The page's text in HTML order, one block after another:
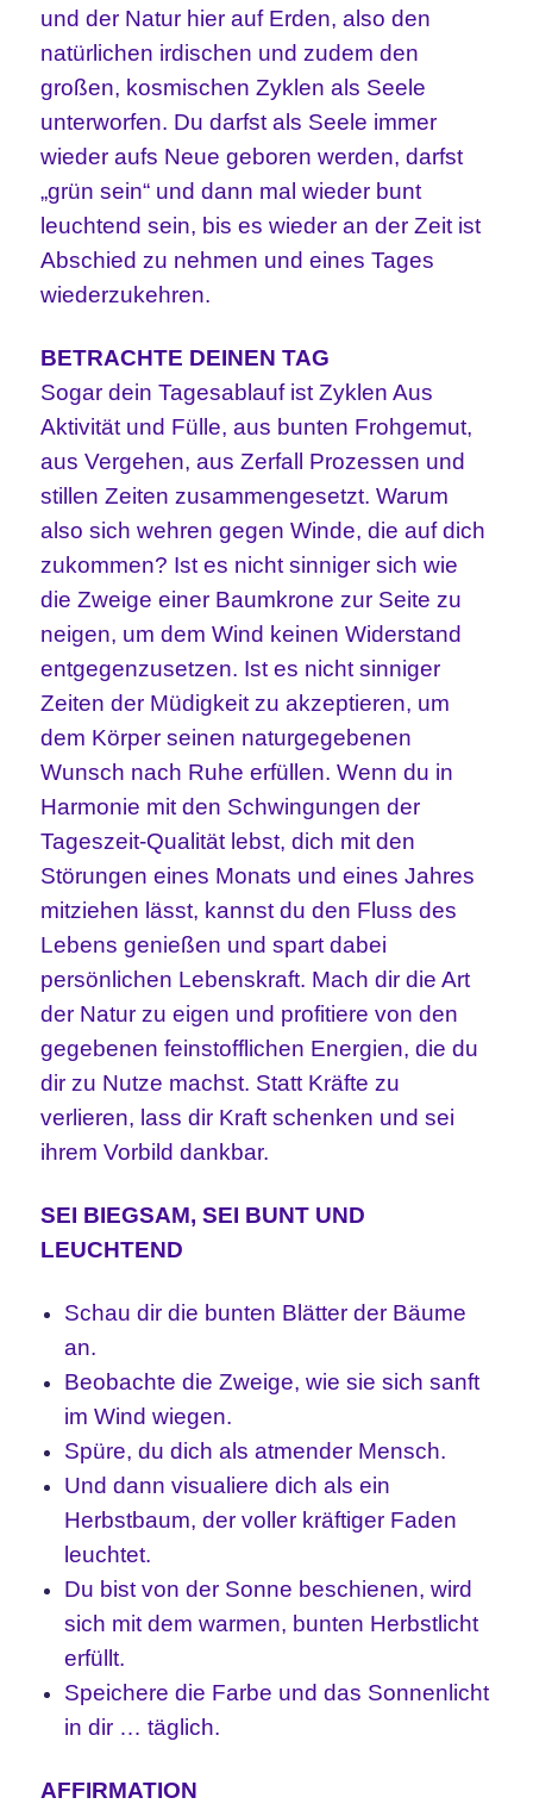
und der Natur hier auf Erden, also den
natürlichen irdischen und zudem den
großen, kosmischen Zyklen als Seele
unterworfen. Du darfst als Seele immer
wieder aufs Neue geboren werden, darfst
„grün sein“ und dann mal wieder bunt
leuchtend sein, bis es wieder an der Zeit ist
Abschied zu nehmen und eines Tages
wiederzukehren.
BETRACHTE DEINEN TAG
Sogar dein Tagesablauf ist Zyklen Aus
Aktivität und Fülle, aus bunten Frohgemut,
aus Vergehen, aus Zerfall Prozessen und
stillen Zeiten zusammengesetzt. Warum
also sich wehren gegen Winde, die auf dich
zukommen? Ist es nicht sinniger sich wie
die Zweige einer Baumkrone zur Seite zu
neigen, um dem Wind keinen Widerstand
entgegenzusetzen. Ist es nicht sinniger
Zeiten der Müdigkeit zu akzeptieren, um
dem Körper seinen naturgegebenen
Wunsch nach Ruhe erfüllen. Wenn du in
Harmonie mit den Schwingungen der
Tageszeit-Qualität lebst, dich mit den
Störungen eines Monats und eines Jahres
mitziehen lässt, kannst du den Fluss des
Lebens genießen und spart dabei
persönlichen Lebenskraft. Mach dir die Art
der Natur zu eigen und profitiere von den
gegebenen feinstofflichen Energien, die du
dir zu Nutze machst. Statt Kräfte zu
verlieren, lass dir Kraft schenken und sei
ihrem Vorbild dankbar.
SEI BIEGSAM, SEI BUNT UND
LEUCHTEND
Schau dir die bunten Blätter der Bäume
an.
Beobachte die Zweige, wie sie sich sanft
im Wind wiegen.
Spüre, du dich als atmender Mensch.
Und dann visualiere dich als ein
Herbstbaum, der voller kräftiger Faden
leuchtet.
Du bist von der Sonne beschienen, wird
sich mit dem warmen, bunten Herbstlicht
erfüllt.
Speichere die Farbe und das Sonnenlicht
in dir … täglich.
AFFIRMATION